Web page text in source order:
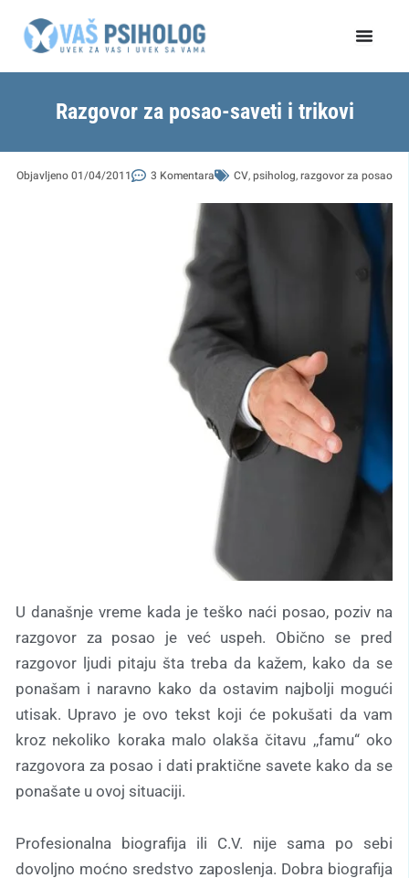
Razgovor za posao-saveti i trikovi
Objavljeno01/04/2011 3 Komentara CV,psiholog,razgovor za posao
U današnje vreme kada je teško naći posao, poziv na
razgovor za posao je već uspeh. Obično se pred
razgovor ljudi pitaju šta treba da kažem, kako da se
ponašam i naravno kako da ostavim najbolji mogući
utisak. Upravo je ovo tekst koji će pokušati da vam
kroz nekoliko koraka malo olakša čitavu ,,famu“ oko
razgovora za posao i dati praktične savete kako da se
ponašate u ovoj situaciji.
Profesionalna biografija ili C.V. nije sama po sebi
dovoljno moćno sredstvo zaposlenja. Dobra biografija